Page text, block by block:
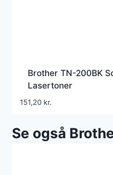
Brother TN-200BK
Lasertoner
151,20 kr.
Se også